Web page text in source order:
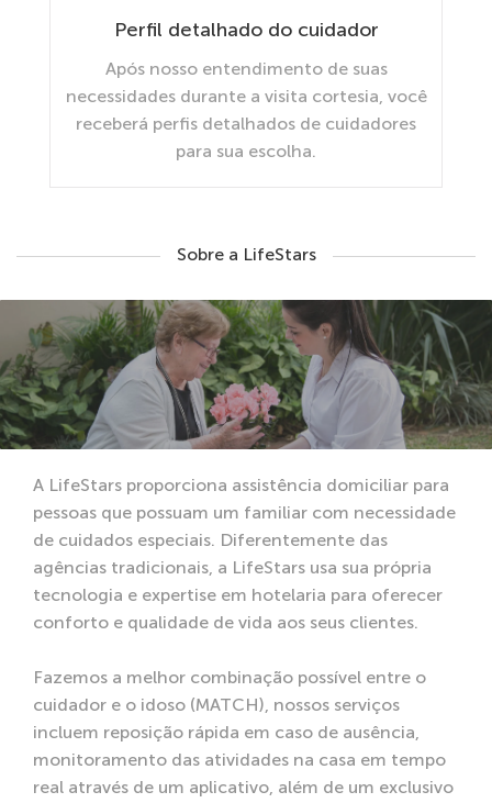
Perfil detalhado do cuidador
Após nosso entendimento de suas
necessidades durante a visita cortesia, você
receberá perfis detalhados de cuidadores
para sua escolha.
Sobre a LifeStars
A LifeStars proporciona assistência domiciliar para
pessoas que possuam um familiar com necessidade
de cuidados especiais. Diferentemente das
agências tradicionais, a LifeStars usa sua própria
tecnologia e expertise em hotelaria para oferecer
conforto e qualidade de vida aos seus clientes.
Fazemos a melhor combinação possível entre o
cuidador e o idoso (MATCH), nossos serviços
incluem reposição rápida em caso de ausência,
monitoramento das atividades na casa em tempo
real através de um aplicativo, além de um exclusivo